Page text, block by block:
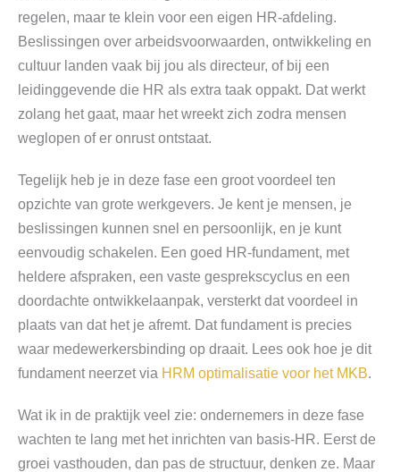
regelen, maar te klein voor een eigen HR-afdeling.
Beslissingen over arbeidsvoorwaarden, ontwikkeling en
cultuur landen vaak bij jou als directeur, of bij een
leidinggevende die HR als extra taak oppakt. Dat werkt
zolang het gaat, maar het wreekt zich zodra mensen
weglopen of er onrust ontstaat.
Tegelijk heb je in deze fase een groot voordeel ten
opzichte van grote werkgevers. Je kent je mensen, je
beslissingen kunnen snel en persoonlijk, en je kunt
eenvoudig schakelen. Een goed HR-fundament, met
heldere afspraken, een vaste gesprekscyclus en een
doordachte ontwikkelaanpak, versterkt dat voordeel in
plaats van dat het je afremt. Dat fundament is precies
waar medewerkersbinding op draait. Lees ook hoe je dit
fundament neerzet via HRM optimalisatie voor het MKB.
Wat ik in de praktijk veel zie: ondernemers in deze fase
wachten te lang met het inrichten van basis-HR. Eerst de
groei vasthouden, dan pas de structuur, denken ze. Maar